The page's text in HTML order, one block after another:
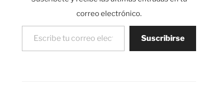
correo electrónico.
Escribe tu correo electrónico…
Suscribirse